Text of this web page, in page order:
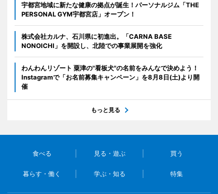
宇都宮地域に新たな健康の拠点が誕生！パーソナルジム「THE
PERSONAL GYM宇都宮店」オープン！
株式会社カルナ、石川県に初進出。「CARNA BASE
NONOICHI」を開設し、北陸での事業展開を強化
わんわんリゾート 粟津の"看板犬"の名前をみんなで決めよう！
Instagramで「お名前募集キャンペーン」を8月8日(土)より開
催
もっと見る
食べる 見る・遊ぶ 買う
暮らす・働く 学ぶ・知る 特集